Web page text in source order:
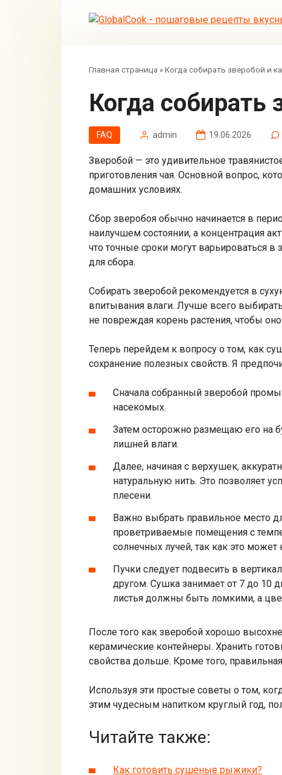
Главная страница »Когда собирать зверобой и
Когда
FAQ admin 19.06.2026
Зверобой — это удивительное
приготовления чая. Основной вопрос,
домашних условиях.
Сбор зверобоя обычно начинается в
наилучшем состоянии, а концентрация
что точные сроки могут варьироваться
для сбора.
Собирать зверобой рекомендуется в
впитывания влаги. Лучше всего
не повреждая корень растения, чтобы
Теперь перейдем к вопросу о том, как
сохранение полезных свойств. Я
Сначала собранный зверобой
насекомых.
Затем осторожно размещаю его на
лишней влаги.
Далее, начиная с верхушек,
натуральную нить. Это позволяет
плесени.
Важно выбрать правильное место
проветриваемые помещения с
солнечных лучей, так как это может
Пучки следует подвесить в
другом. Сушка занимает от 7 до 10
листья должны быть ломкими, а
После того как зверобой хорошо
керамические контейнеры. Хранить
свойства дольше. Кроме того,
Используя эти простые советы о том,
этим чудесным напитком круглый год,
Читайте также:
Как готовить сушеные рыжики?